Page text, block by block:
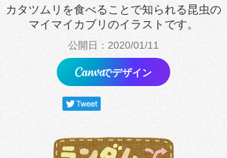
カタツムリを食べることで知られる昆虫の
マイマイカブリのイラストです。
公開日：2020/01/11
でデザイン